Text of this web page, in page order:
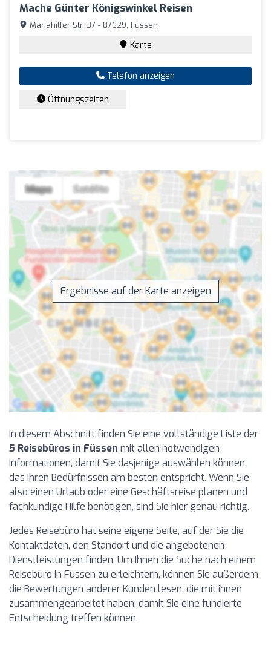
Mache Günter Königswinkel Reisen
Mariahilfer Str. 37 - 87629, Füssen
Karte
Telefon anzeigen
Öffnungszeiten
Ergebnisse auf der Karte anzeigen
In diesem Abschnitt finden Sie eine vollständige Liste der
5 Reisebüros in Füssen mit allen notwendigen
Informationen, damit Sie dasjenige auswählen können,
das Ihren Bedürfnissen am besten entspricht. Wenn Sie
also einen Urlaub oder eine Geschäftsreise planen und
fachkundige Hilfe benötigen, sind Sie hier genau richtig.
Jedes Reisebüro hat seine eigene Seite, auf der Sie die
Kontaktdaten, den Standort und die angebotenen
Dienstleistungen finden. Um Ihnen die Suche nach einem
Reisebüro in Füssen zu erleichtern, können Sie außerdem
die Bewertungen anderer Kunden lesen, die mit ihnen
zusammengearbeitet haben, damit Sie eine fundierte
Entscheidung treffen können.